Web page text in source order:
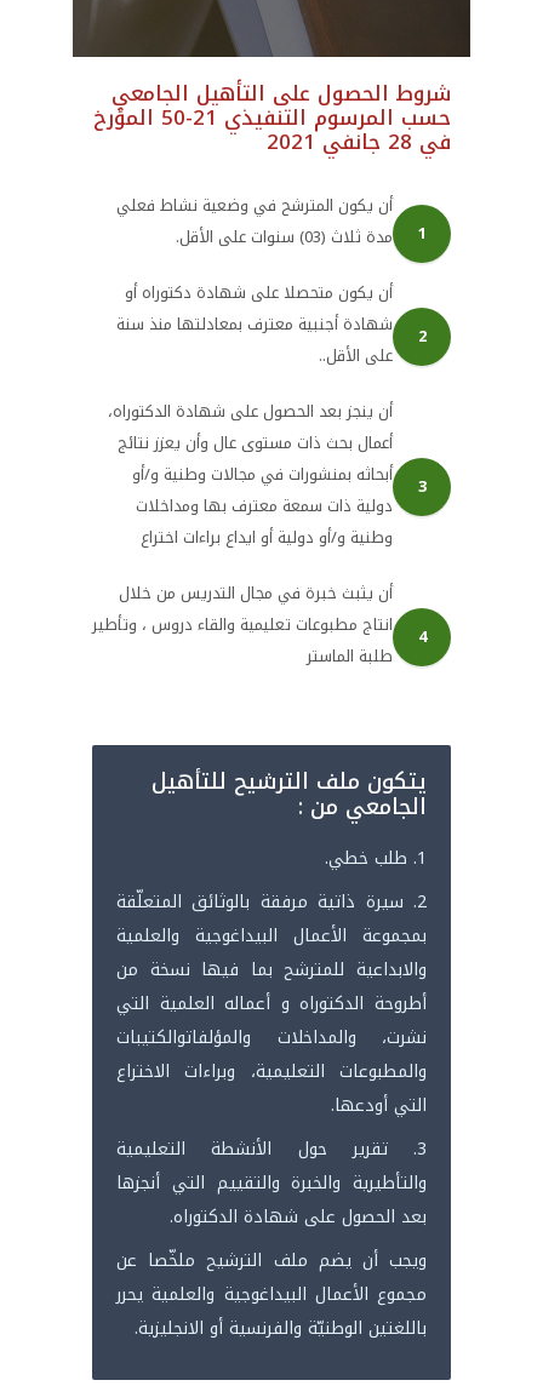
شروط الحصول على التأهيل الجامعي
حسب المرسوم التنفيذي 21-50 المؤرخ
في 28 جانفي 2021
أن يكون المترشح في وضعية نشاط فعلي
مدة ثلاث (03) سنوات على الأقل.
1
أن يكون متحصلا على شهادة دكتوراه أو
شهادة أجنبية معترف بمعادلتها منذ سنة
على الأقل..
2
أن ينجز بعد الحصول على شهادة الدكتوراه،
أعمال بحث ذات مستوى عال وأن يعزز نتائج
أبحاثه بمنشورات في مجالات وطنية و/أو
دولية ذات سمعة معترف بها ومداخلات
وطنية و/أو دولية أو ايداع براءات اختراع
3
أن يثبث خبرة في مجال التدريس من خلال
انتاج مطبوعات تعليمية والقاء دروس ، وتأطير
طلبة الماستر
4
يتكون ملف الترشيح للتأهيل
الجامعي من :
1. طلب خطي.
2. سيرة ذاتية مرفقة بالوثائق المتعلّقة
بمجموعة الأعمال البيداغوجية والعلمية
والابداعية للمترشح بما فيها نسخة من
أطروحة الدكتوراه و أعماله العلمية التي
نشرت، والمداخلات والمؤلفاتوالكتيبات
والمطبوعات التعليمية، وبراءات الاختراع
التي أودعها.
3. تقرير حول الأنشطة التعليمية
والتأطيرية والخبرة والتقييم التي أنجزها
بعد الحصول على شهادة الدكتوراه.
ويجب أن يضم ملف الترشيح ملخّصا عن
مجموع الأعمال البيداغوجية والعلمية يحرر
باللغتين الوطنيّة والفرنسية أو الانجليزية.